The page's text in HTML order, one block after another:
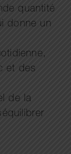
quantité
donne un
et des
de la